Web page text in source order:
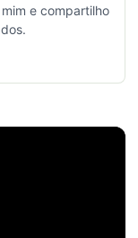
e compartilho